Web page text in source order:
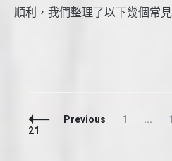
順利，我們整理了以下幾個常見
Posts
Navigation
Previous Page
1 ...
21